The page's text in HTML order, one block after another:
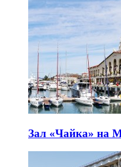
Зал «Чайка» на